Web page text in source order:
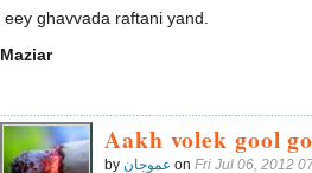
eey ghavvada raftani yand.
Maziar
Aakh volek gool
by عموجان on Fri Jul 06, 2012